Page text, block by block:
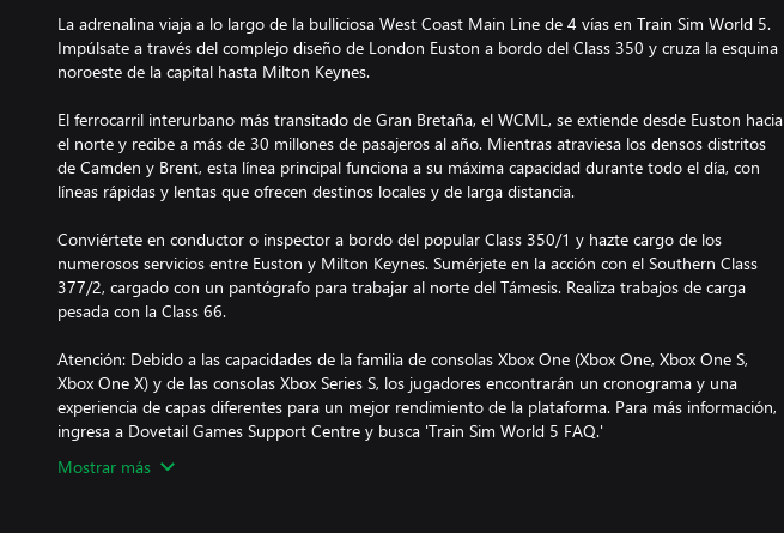
La adrenalina viaja a lo largo de la bulliciosa West Coast Main Line de 4 vías en Train Sim World 5.
Impúlsate a través del complejo diseño de London Euston a bordo del Class 350 y cruza la esquina
noroeste de la capital hasta Milton Keynes.
El ferrocarril interurbano más transitado de Gran Bretaña, el WCML, se extiende desde Euston hacia
el norte y recibe a más de 30 millones de pasajeros al año. Mientras atraviesa los densos distritos
de Camden y Brent, esta línea principal funciona a su máxima capacidad durante todo el día, con
líneas rápidas y lentas que ofrecen destinos locales y de larga distancia.
Conviértete en conductor o inspector a bordo del popular Class 350/1 y hazte cargo de los
numerosos servicios entre Euston y Milton Keynes. Sumérjete en la acción con el Southern Class
377/2, cargado con un pantógrafo para trabajar al norte del Támesis. Realiza trabajos de carga
pesada con la Class 66.
Atención: Debido a las capacidades de la familia de consolas Xbox One (Xbox One, Xbox One S,
Xbox One X) y de las consolas Xbox Series S, los jugadores encontrarán un cronograma y una
experiencia de capas diferentes para un mejor rendimiento de la plataforma. Para más información,
Mostrar más